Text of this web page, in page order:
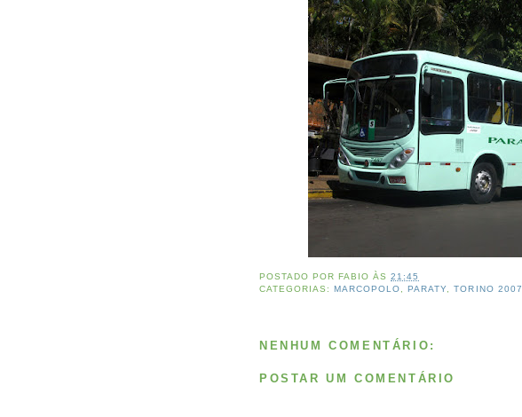
POSTADO PORFABIO ÀS21:45
CATEGORIAS:MARCOPOLO,PARATY,TORINO 2007
NENHUM COMENTÁRIO:
POSTAR UM COMENTÁRIO